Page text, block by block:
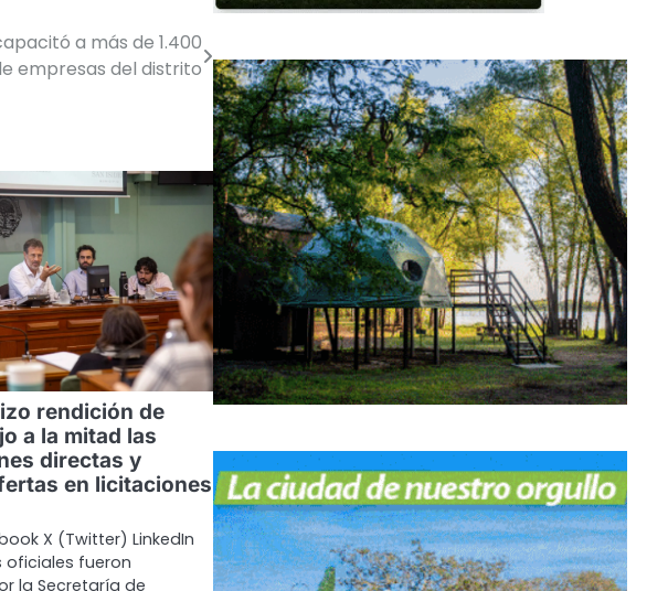
a más de 1.400
empresas del distrito
rendición de
a la mitad las
directas y
en licitaciones
X (Twitter) LinkedIn
oficiales fueron
la Secretaría de